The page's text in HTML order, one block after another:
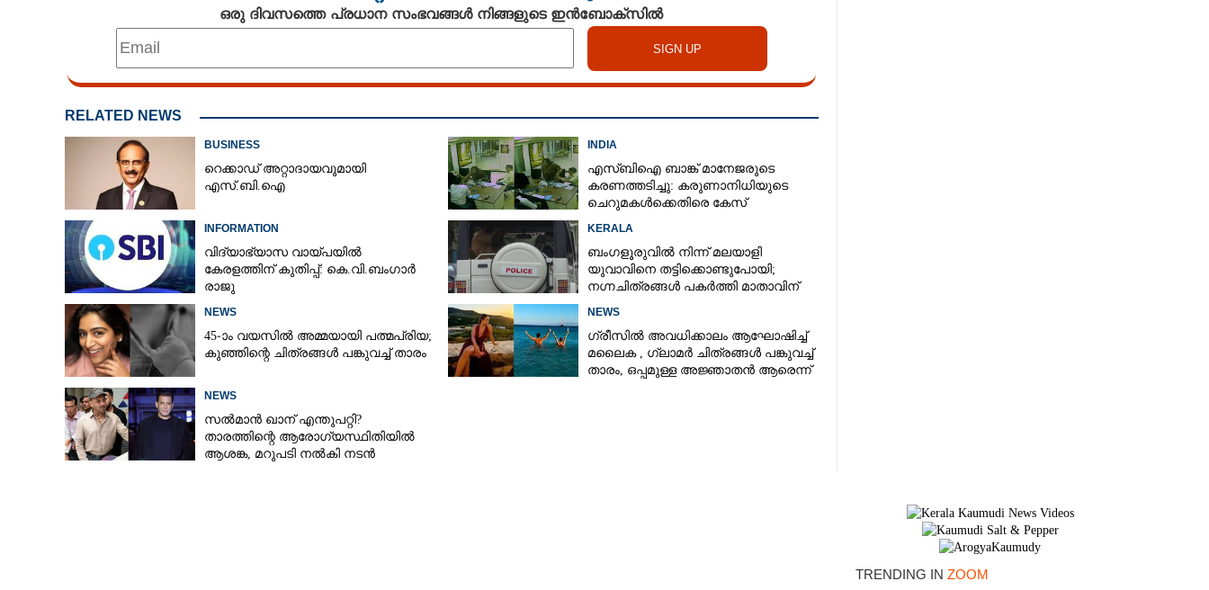
ഒരു ദിവസത്തെ പ്രധാന സംഭവങ്ങൾ നിങ്ങളുടെ ഇൻബോക്സിൽ
RELATED NEWS
BUSINESS
റെക്കാഡ് അറ്റാദായവുമായി
എസ്.ബി.ഐ
INDIA
എസ്ബിഐ ബാങ്ക് മാനേജരുടെ
കരണത്തടിച്ചു: കരുണാനിധിയുടെ
ചെറുമകൾക്കെതിരെ കേസ്
INFORMATION
വിദ്യാഭ്യാസ വായ്പയിൽ
കേരളത്തിന് കുതിപ്പ്: കെ.വി.ബംഗാർ
രാജു
KERALA
ബംഗളൂരുവിൽ നിന്ന് മലയാളി
യുവാവിനെ തട്ടിക്കൊണ്ടുപോയി;
നഗ്നചിത്രങ്ങൾ പകർത്തി മാതാവിന്
NEWS
45-ാം വയസിൽ അമ്മയായി പത്മപ്രിയ;
കുഞ്ഞിന്റെ ചിത്രങ്ങൾ പങ്കുവച്ച് താരം
NEWS
ഗ്രീസിൽ അവധിക്കാലം ആഘോഷിച്ച്
മലൈക ,​ ഗ്ലാമർ ചിത്രങ്ങൾ പങ്കുവച്ച്
താരം,​ ഒപ്പമുള്ള അജ്ഞാതൻ ആരെന്ന്
NEWS
സൽമാൻ ഖാന് എന്തുപറ്റി?
താരത്തിന്റെ ആരോഗ്യസ്ഥിതിയിൽ
ആശങ്ക, മറുപടി നൽകി നടൻ
TRENDING IN ZOOM